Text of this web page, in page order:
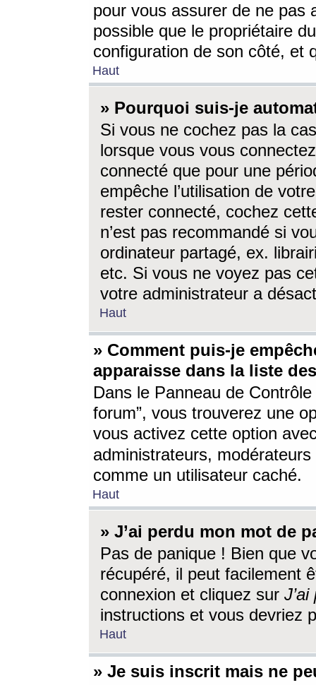
pour vous assurer de ne pas
possible que le propriétaire
configuration de son côté, et
Haut
» Pourquoi suis-je
Si vous ne cochez pas la
lorsque vous vous
connecté que pour une
empêche l’utilisation de
rester connecté, cochez
n’est pas recommandé si
ordinateur partagé, ex.
etc. Si vous ne voyez pas
votre administrateur a
Haut
» Comment puis-je
apparaisse dans la liste
Dans le Panneau de
forum”, vous trouverez une
vous activez cette option
administrateurs,
comme un utilisateur caché.
Haut
» J’ai perdu mon mot de
Pas de panique ! Bien que
récupéré, il peut facilement
connexion et cliquez sur
instructions et vous devriez
Haut
» Je suis inscrit mais ne